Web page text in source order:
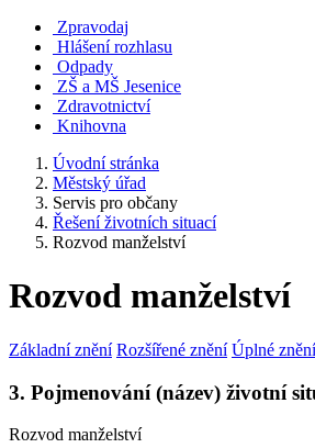
Zpravodaj
Hlášení rozhlasu
Odpady
ZŠ a MŠ Jesenice
Zdravotnictví
Knihovna
Úvodní stránka
Městský úřad
Servis pro občany
Řešení životních situací
Rozvod manželství
Rozvod manželství
Základní znění Rozšířené znění Úplné znění
3. Pojmenování (název) životní
Rozvod manželství